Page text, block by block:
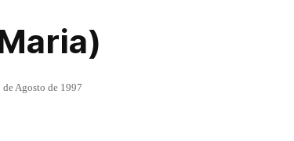
de Agosto de 1997